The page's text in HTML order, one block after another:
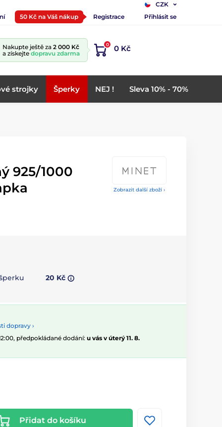
CZK
50 Kč na Váš nákup Registrace Přihlásit se
Nakupte ještě za 2 000 Kč
a získejte dopravu zdarma
0 0 Kč
strojky Šperky NEJ ! Sleva 10% - 70%
Zobrazit další zboží ›
925/1000
20 Kč
dopravy ›
předpokládané dodání: u vás v úterý 11. 8.
Přidat do košíku